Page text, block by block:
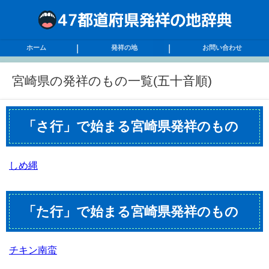
ホーム 発祥の地 お問い合わせ
宮崎県の発祥のもの一覧(五十音順)
「さ行」で始まる宮崎県発祥のもの
しめ縄
「た行」で始まる宮崎県発祥のもの
チキン南蛮